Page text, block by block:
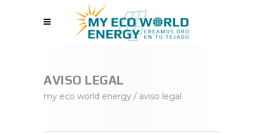
AVISO LEGAL
my eco world energy / aviso legal